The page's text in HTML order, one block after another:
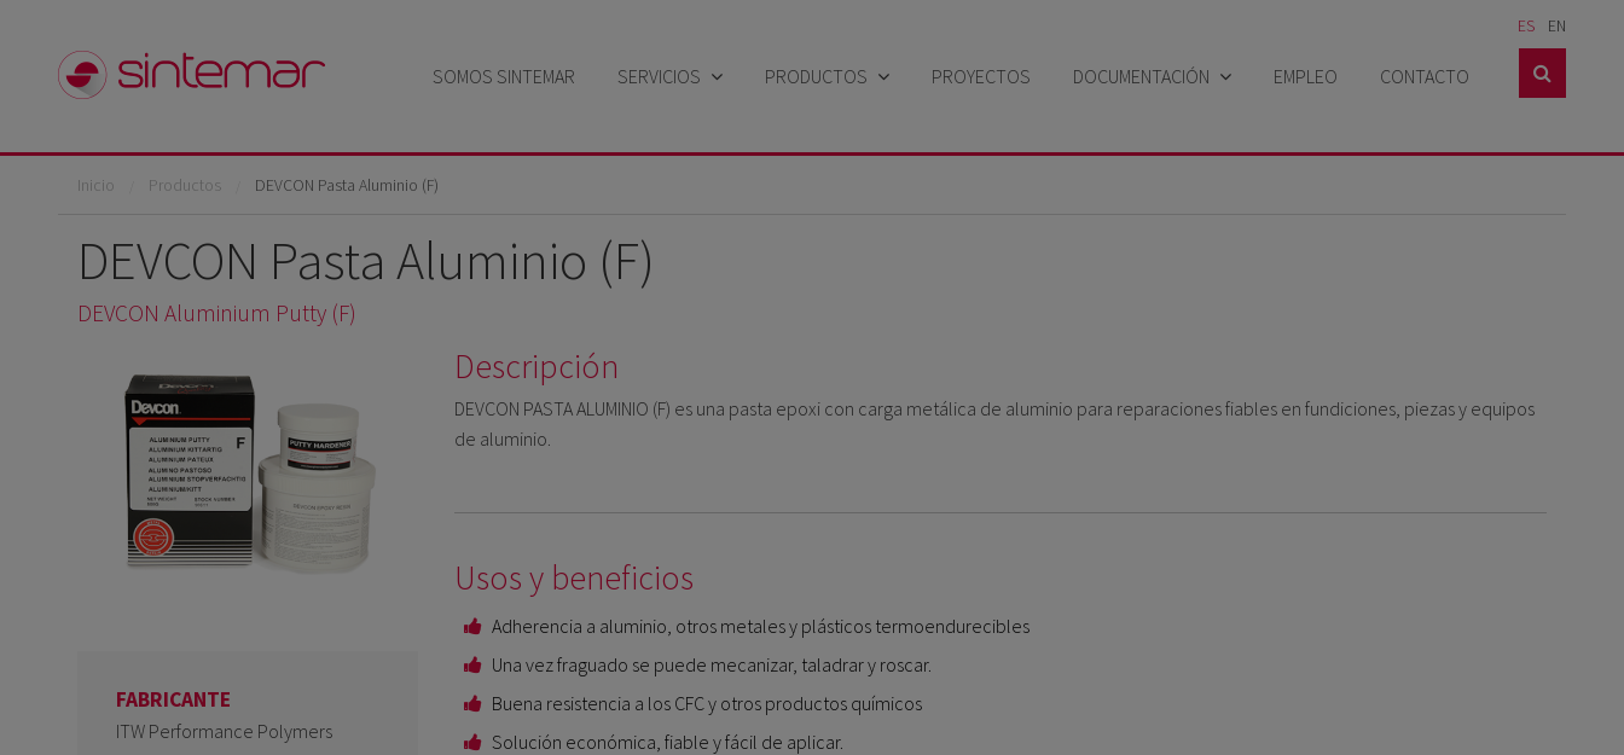
SOMOS SINTEMAR SERVICIOS
Sector industrial
PRODUCTOS
Búsqueda por solución
PROYECTOS DOCUMENTACIÓN
Catálogos
EMPLEO CONTACTO
ES EN

Usted está aquí
Inicio Productos DEVCON Pasta Aluminio (F)
DEVCON Pasta Aluminio (F)
DEVCON Aluminium Putty (F)
FABRICANTE
ITW Performance Polymers
Descripción
DEVCON PASTA ALUMINIO (F) es una pasta epoxi con carga metálica de aluminio para reparaciones fiables en fundiciones, piezas y equipos
de aluminio.
Usos y beneficios
Adherencia a aluminio, otros metales y plásticos termoendurecibles
Una vez fraguado se puede mecanizar, taladrar y roscar.
Buena resistencia a los CFC y otros productos químicos
Solución económica, fiable y fácil de aplicar.